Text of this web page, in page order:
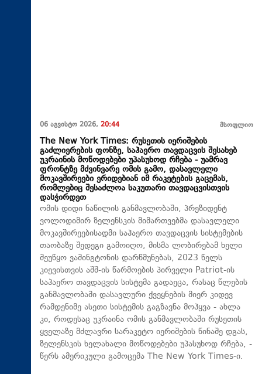
06 აგვისტო 2026, 20:44 მსოფლიო
The New York Times: რუსეთის იერიშების
გაძლიერების ფონზე, საჰაერო თავდაცვის შესახებ
უკრაინის მოწოდებები უპასუხოდ რჩება - უამრავ
ფრონტზე მძვინვარე ომის გამო, დასავლელი
მოკავშირეები ერიდებიან იმ რაკეტების გაცემას,
რომლებიც შესაძლოა საკუთარი თავდაცვისთვის
დასჭირდეთ
ომის დიდი ნაწილის განმავლობაში, პრეზიდენტ
ვოლოდიმირ ზელენსკის მიმართვებმა დასავლელი
მოკავშირეებისადმი საჰაერო თავდაცვის სისტემების
თაობაზე შედეგი გამოიღო, მისმა ლობირებამ ხელი
შეუწყო ვაშინგტონის დარწმუნებას, 2023 წელს
კიევისთვის აშშ-ის წარმოების პირველი Patriot-ის
საჰაერო თავდაცვის სისტემა გადაეცა, რასაც წლების
განმავლობაში დასავლური ქვეყნების მიერ კიდევ
რამდენიმე ასეთი სისტემის გაგზავნა მოჰყვა - ახლა
კი, როდესაც უკრაინა ომის განმავლობაში რუსეთის
ყველაზე მძლავრი სარაკეტო იერიშების წინაშე დგას,
ზელენსკის ხელახალი მოწოდებები უპასუხოდ რჩება, -
წერს ამერიკული გამოცემა The New York Times-ი.